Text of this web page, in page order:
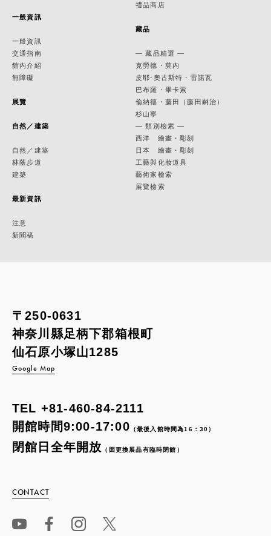
一般資訊
一般資訊
交通指南
館內介紹
無障礙
展覽
自然／建築
自然／建築
林蔭步道
建築
最新資訊
注意
新聞稿
禮品商店
藏品
— 藏品精選 —
克勞德・莫內
皮耶-奧古斯特・雷諾瓦
巴布羅・畢卡索
倫納德・藤田（藤田嗣治）
杉山寧
— 類別檢索 —
西洋 繪畫・彫刻
日本 繪畫・彫刻
工藝與化妝道具
藝術家檢索
展覽檢索
〒250-0631
神奈川縣足柄下郡箱根町
仙石原小塚山1285
Google Map
TEL +81-460-84-2111
開館時間9:00-17:00 （最後入館時間為16：30）
閉館日全年開放 （因更換展品有臨時閉館）
CONTACT